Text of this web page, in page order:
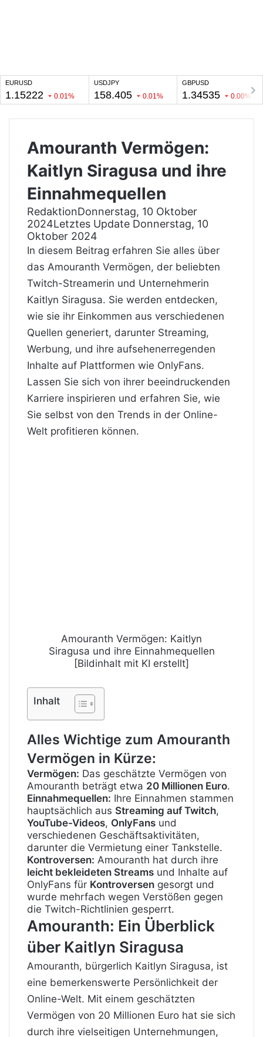
Amouranth Vermögen:
Kaitlyn Siragusa und ihre
Einnahmequellen
RedaktionDonnerstag, 10 Oktober
2024Letztes Update Donnerstag, 10
Oktober 2024
In diesem Beitrag erfahren Sie alles über
das Amouranth Vermögen, der beliebten
Twitch-Streamerin und Unternehmerin
Kaitlyn Siragusa. Sie werden entdecken,
wie sie ihr Einkommen aus verschiedenen
Quellen generiert, darunter Streaming,
Werbung, und ihre aufsehenerregenden
Inhalte auf Plattformen wie OnlyFans.
Lassen Sie sich von ihrer beeindruckenden
Karriere inspirieren und erfahren Sie, wie
Sie selbst von den Trends in der Online-
Welt profitieren können.
Amouranth Vermögen: Kaitlyn
Siragusa und ihre Einnahmequellen
[Bildinhalt mit KI erstellt]
Inhalt
Alles Wichtige zum Amouranth
Vermögen in Kürze:
Vermögen: Das geschätzte Vermögen von
Amouranth beträgt etwa 20 Millionen Euro.
Einnahmequellen: Ihre Einnahmen stammen
hauptsächlich aus Streaming auf Twitch,
YouTube-Videos, OnlyFans und
verschiedenen Geschäftsaktivitäten,
darunter die Vermietung einer Tankstelle.
Kontroversen: Amouranth hat durch ihre
leicht bekleideten Streams und Inhalte auf
OnlyFans für Kontroversen gesorgt und
wurde mehrfach wegen Verstößen gegen
die Twitch-Richtlinien gesperrt.
Amouranth: Ein Überblick
über Kaitlyn Siragusa
Amouranth, bürgerlich Kaitlyn Siragusa, ist
eine bemerkenswerte Persönlichkeit der
Online-Welt. Mit einem geschätzten
Vermögen von 20 Millionen Euro hat sie sich
durch ihre vielseitigen Unternehmungen,